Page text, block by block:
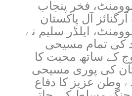
موومنٹ، فخر پنجاب
آل پاکستان
ایلڈر سلیم نے
کی تمام مسیحی
کے ساتھ محبت کا
کی پوری مسیحی
وطن عزیز کا دفاع